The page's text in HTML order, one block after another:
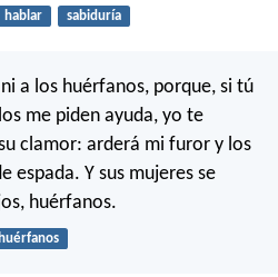
hablar sabiduría
a los huérfanos, porque, si tú
me piden ayuda, yo te
clamor: arderá mi furor y los
espada. Y sus mujeres se
huérfanos.
huérfanos